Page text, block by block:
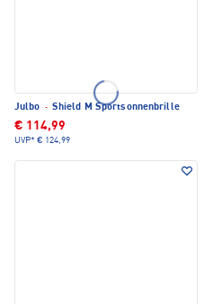
Julbo · Shield M Sportsonnenbrille
€ 114,99
UVP* € 124,99